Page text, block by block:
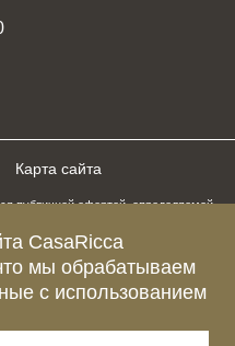
CasaRicca
мы обрабатываем
с использованием
Карта сайта
публичной офертой, определяемой
Для получения актуальной и
и условиях поставки просьба
телефонам